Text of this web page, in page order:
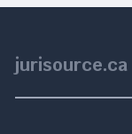
jurisource.ca